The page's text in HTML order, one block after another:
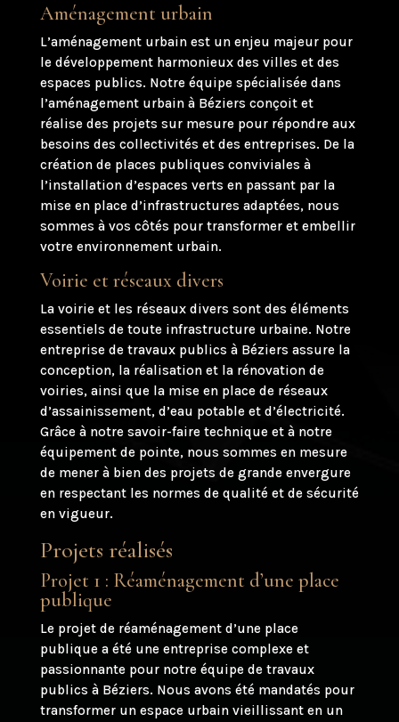
Aménagement urbain
L’aménagement urbain est un enjeu majeur pour
le développement harmonieux des villes et des
espaces publics. Notre équipe spécialisée dans
l’aménagement urbain à Béziers conçoit et
réalise des projets sur mesure pour répondre aux
besoins des collectivités et des entreprises. De la
création de places publiques conviviales à
l’installation d’espaces verts en passant par la
mise en place d’infrastructures adaptées, nous
sommes à vos côtés pour transformer et embellir
votre environnement urbain.
Voirie et réseaux divers
La voirie et les réseaux divers sont des éléments
essentiels de toute infrastructure urbaine. Notre
entreprise de travaux publics à Béziers assure la
conception, la réalisation et la rénovation de
voiries, ainsi que la mise en place de réseaux
d’assainissement, d’eau potable et d’électricité.
Grâce à notre savoir-faire technique et à notre
équipement de pointe, nous sommes en mesure
de mener à bien des projets de grande envergure
en respectant les normes de qualité et de sécurité
en vigueur.
Projets réalisés
Projet 1 : Réaménagement d’une place
publique
Le projet de réaménagement d’une place
publique a été une entreprise complexe et
passionnante pour notre équipe de travaux
publics à Béziers. Nous avons été mandatés pour
transformer un espace urbain vieillissant en un